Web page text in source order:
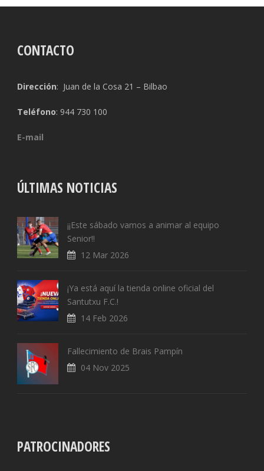
CONTACTO
Dirección: Juan de la Cosa 21 – Bilbao
Teléfono: 944 730 100
E-mail
ÚLTIMAS NOTICIAS
¡¡Este sábado vamos a animar al equipo
Senior!!
12 Mar 2026
¡Ya está aquí la tienda online oficial del
Santutxu F.C.!
14 Feb 2026
Fallecimiento de Brais Pampín
04 Nov 2025
PATROCINADORES